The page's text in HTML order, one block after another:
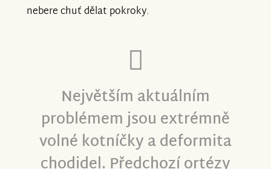
nebere chuť dělat pokroky.
Největším aktuálním
problémem jsou extrémně
volné kotníčky a deformita